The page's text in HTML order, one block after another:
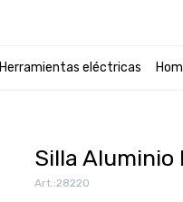
Herramientas eléctricas
Silla Aluminio
28220